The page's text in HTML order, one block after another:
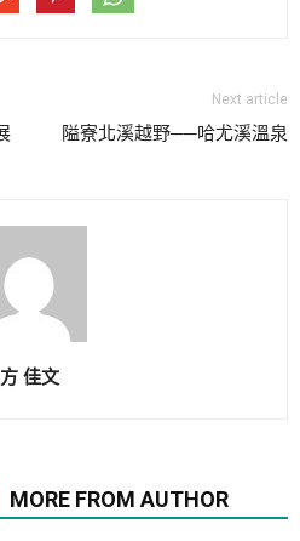
Next article
隘寮北溪越野──哈尤溪溫泉
方 佳文
MORE FROM AUTHOR